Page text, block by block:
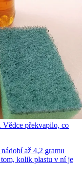
překvapilo, co
až 4,2 gramu
kolik plastu v ní je